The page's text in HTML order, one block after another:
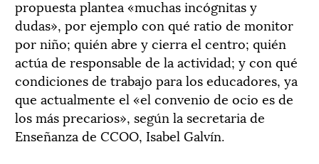
propuesta plantea «muchas incógnitas y
dudas», por ejemplo con qué ratio de monitor
por niño; quién abre y cierra el centro; quién
actúa de responsable de la actividad; y con qué
condiciones de trabajo para los educadores, ya
que actualmente el «el convenio de ocio es de
los más precarios», según la secretaria de
Enseñanza de CCOO, Isabel Galvín.